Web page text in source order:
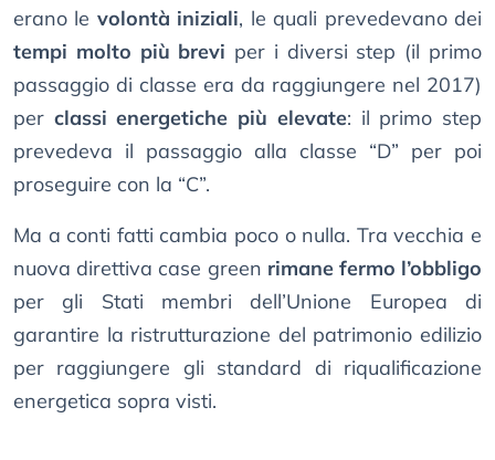
erano le volontà iniziali, le quali prevedevano dei
tempi molto più brevi per i diversi step (il primo
passaggio di classe era da raggiungere nel 2017)
per classi energetiche più elevate: il primo step
prevedeva il passaggio alla classe “D” per poi
proseguire con la “C”.
Ma a conti fatti cambia poco o nulla. Tra vecchia e
nuova direttiva case green rimane fermo l’obbligo
per gli Stati membri dell’Unione Europea di
garantire la ristrutturazione del patrimonio edilizio
per raggiungere gli standard di riqualificazione
energetica sopra visti.